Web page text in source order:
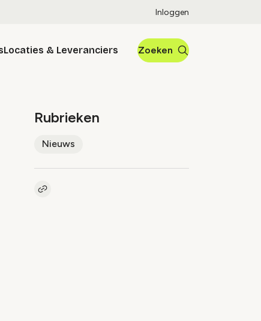
Inloggen
Locaties & Leveranciers Zoeken
Rubrieken
Nieuws
Kopieer link naar artikel